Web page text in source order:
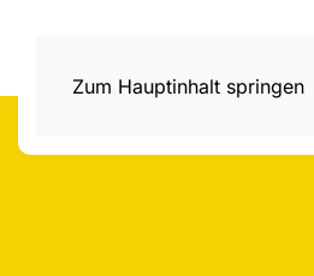
Zum Hauptinhalt springen